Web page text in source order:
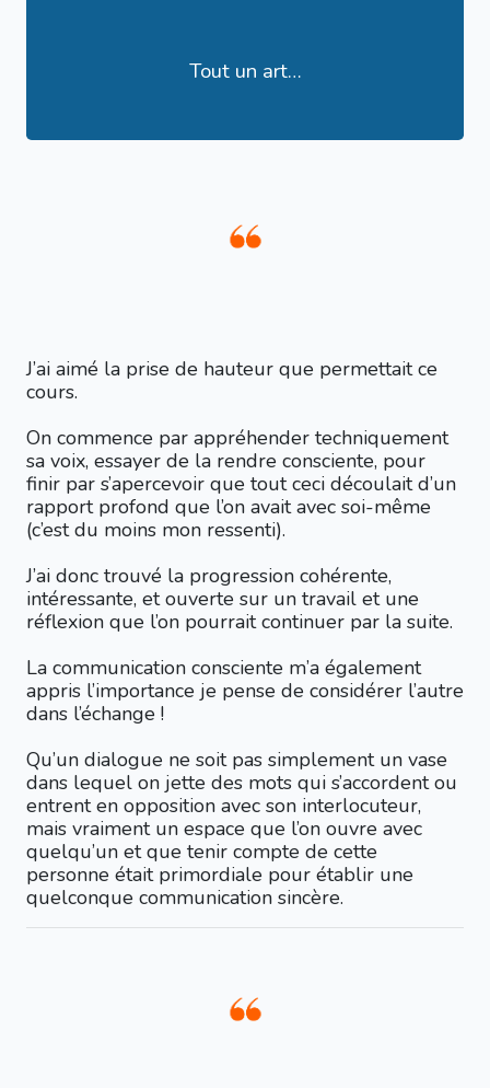
Tout un art…
J’ai aimé la prise de hauteur que permettait ce
cours.
On commence par appréhender techniquement
sa voix, essayer de la rendre consciente, pour
finir par s’apercevoir que tout ceci découlait d’un
rapport profond que l’on avait avec soi-même
(c’est du moins mon ressenti).
J’ai donc trouvé la progression cohérente,
intéressante, et ouverte sur un travail et une
réflexion que l’on pourrait continuer par la suite.
La communication consciente m’a également
appris l’importance je pense de considérer l’autre
dans l’échange !
Qu’un dialogue ne soit pas simplement un vase
dans lequel on jette des mots qui s’accordent ou
entrent en opposition avec son interlocuteur,
mais vraiment un espace que l’on ouvre avec
quelqu’un et que tenir compte de cette
personne était primordiale pour établir une
quelconque communication sincère.